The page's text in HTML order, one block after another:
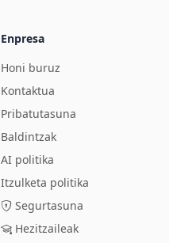
Enpresa
Honi buruz
Kontaktua
Pribatutasuna
Baldintzak
AI politika
Itzulketa politika
Segurtasuna
Hezitzaileak